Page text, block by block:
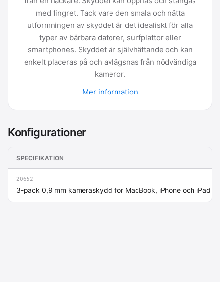
med fingret. Tack vare den smala och nätta
utformningen av skyddet är det idealiskt för alla
typer av bärbara datorer, surfplattor eller
smartphones. Skyddet är självhäftande och kan
enkelt placeras på och avlägsnas från nödvändiga
kameror.
Mer information
Konfigurationer
SPECIFIKATION
20652
3-pack 0,9 mm kameraskydd för MacBook, iPhone och iPad